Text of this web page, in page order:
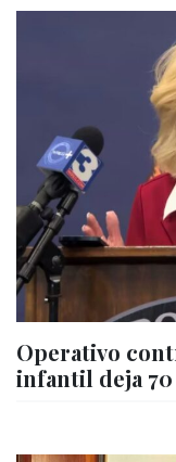
Operativo
infantil deja